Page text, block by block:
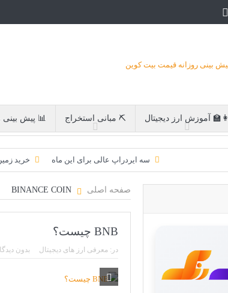
👩‍🏫 آموزش ارز دیجیتال ⛏ مبانی استخراج 📊 پیش بینی
خرید سه ایردراپ عالی برای این ماه
صفحه اصلی
BNB چیست؟
در: معرفی ارز های دیجیتال بدون